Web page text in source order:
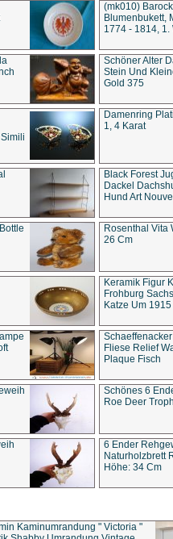
(mk010)
Blumenbukett,
1774 - 1814, 1.
Schöner Alter
Stein Und
Gold 375
Damenring
1, 4 Karat
Black Forest
Dackel
Hund Art
Rosenthal Vita
26 Cm
Keramik Figur
Frohburg
Katze Um 1915
Fliese Relief
Plaque Fisch
Schönes 6
Roe Deer
6 Ender
Naturholzbrett
Höhe: 34 Cm
Kaminumrandung " Victoria "